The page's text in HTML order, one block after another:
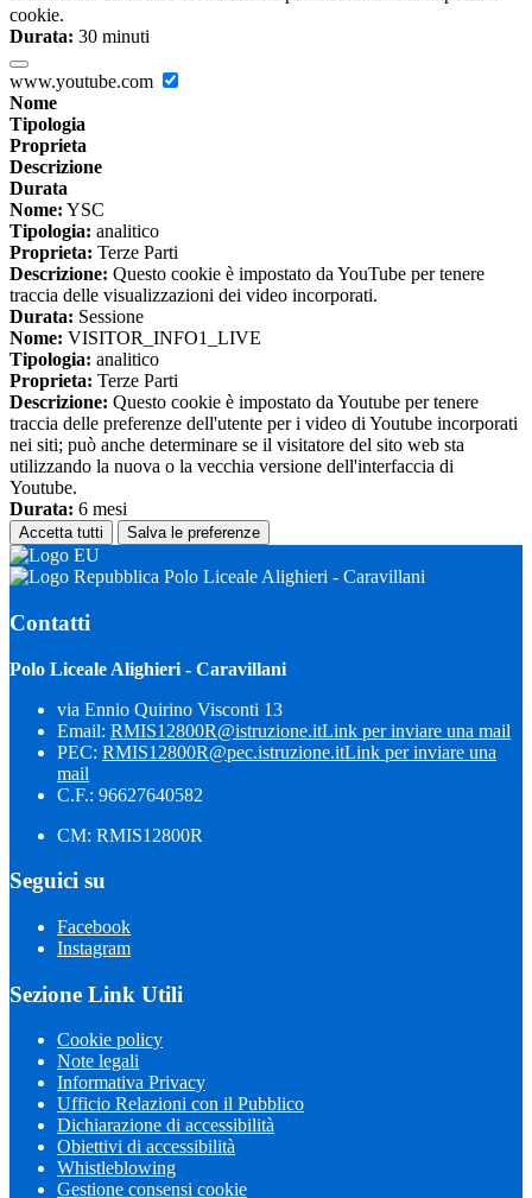
cookie.
Durata: 30 minuti
www.youtube.com
Nome
Tipologia
Proprieta
Descrizione
Durata
Nome: YSC
Tipologia: analitico
Proprieta: Terze Parti
Descrizione: Questo cookie è impostato da YouTube per tenere
traccia delle visualizzazioni dei video incorporati.
Durata: Sessione
Nome: VISITOR_INFO1_LIVE
Tipologia: analitico
Proprieta: Terze Parti
Descrizione: Questo cookie è impostato da Youtube per tenere
traccia delle preferenze dell'utente per i video di Youtube incorporati
nei siti; può anche determinare se il visitatore del sito web sta
utilizzando la nuova o la vecchia versione dell'interfaccia di
Youtube.
Durata: 6 mesi
Accetta tutti Salva le preferenze
Polo Liceale Alighieri - Caravillani
Contatti
Polo Liceale Alighieri - Caravillani
via Ennio Quirino Visconti 13
Email: RMIS12800R@istruzione.itLink per inviare una mail
PEC: RMIS12800R@pec.istruzione.itLink per inviare una
mail
C.F.: 96627640582
CM: RMIS12800R
Seguici su
Facebook
Instagram
Sezione Link Utili
Cookie policy
Note legali
Informativa Privacy
Ufficio Relazioni con il Pubblico
Dichiarazione di accessibilità
Obiettivi di accessibilità
Whistleblowing
Gestione consensi cookie